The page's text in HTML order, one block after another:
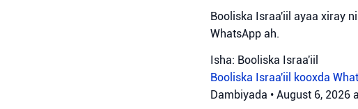
Booliska Israa'iil ayaa xiray
WhatsApp ah.
Isha: Booliska Israa'iil
Booliska Israa'iil kooxda
Dambiyada • August 6, 2026